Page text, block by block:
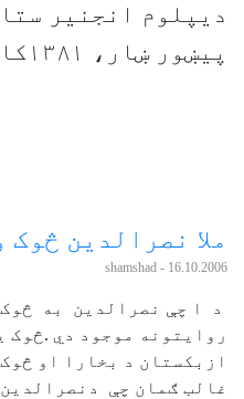
ديپلوم انجنير
پيښور ښار، ١٣٨١کال ، سرطان مياشت
ملا نصرالدين څوک
16.10.2006
- shamshad
د ا چې نصرالدين به څوک
روايتونه موجود دي .څوک
ازبکستان د بخارا او
غالب ګمان چې